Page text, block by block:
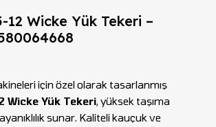
12 Wicke Yük Tekeri –
için özel olarak tasarlanmış
Wicke Yük Tekeri, yüksek taşıma
sunar. Kaliteli kauçuk ve